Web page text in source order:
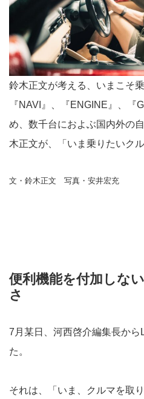
鈴木正文が考える、いまこそ
『NAVI』、『ENGINE』、『
め、数千台におよぶ国内外の
木正文が、「いま乗りたいク
文・鈴木正文 写真・安井宏充
便利機能を付加しな
さ
7月某日、河西啓介編集長か
た。
それは、「いま、クルマを取